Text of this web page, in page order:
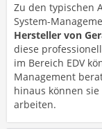
Zu den typischen
System-
Hersteller von
diese
im Bereich EDV
Management
hinaus können
arbeiten.